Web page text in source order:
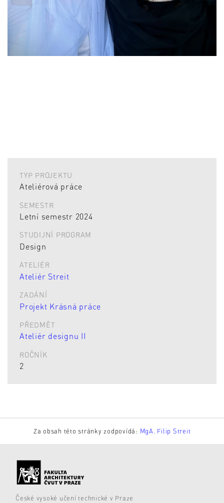
TYP PROJEKTU
Ateliérová práce
SEMESTR
Letní semestr 2024
STUDIJNÍ PROGRAM
Design
ATELIÉR
Ateliér Streit
ZADÁNÍ
Projekt Krásná práce
PŘEDMĚT
Ateliér designu II
ROČNÍK
2
Za obsah této stránky zodpovídá: MgA. Filip Streit
České vysoké učení technické v Praze